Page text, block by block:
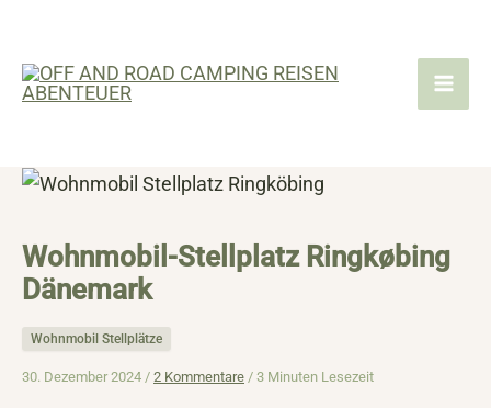
springen
Wohnmobil-Stellplatz Ringkøbing
Dänemark
Wohnmobil Stellplätze
30. Dezember 2024 / 2 Kommentare / 3 Minuten Lesezeit